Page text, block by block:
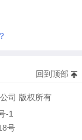
回到顶部
司 版权所有
-1
号